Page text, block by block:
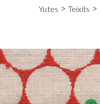
Yutes > Teixits >